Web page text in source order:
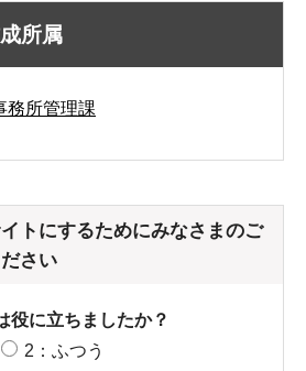
所属
務所管理課
トにするためにみなさまのご
さい
役に立ちましたか？
2：ふつう